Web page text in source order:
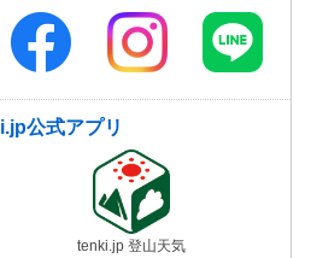
公式アプリ
tenki.jp 登山天気